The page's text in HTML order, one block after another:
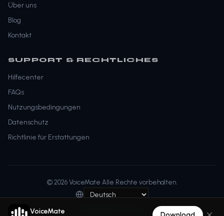
Über uns
Blog
Kontakt
SUPPORT & RECHTLICHES
Hilfecenter
FAQs
Nutzungsbedingungen
Datenschutz
Richtlinie für Erstattungen
© 2026 VoiceMate Alle Rechte vorbehalten.
VoiceMate